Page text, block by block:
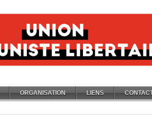
ORGANISATION LIENS